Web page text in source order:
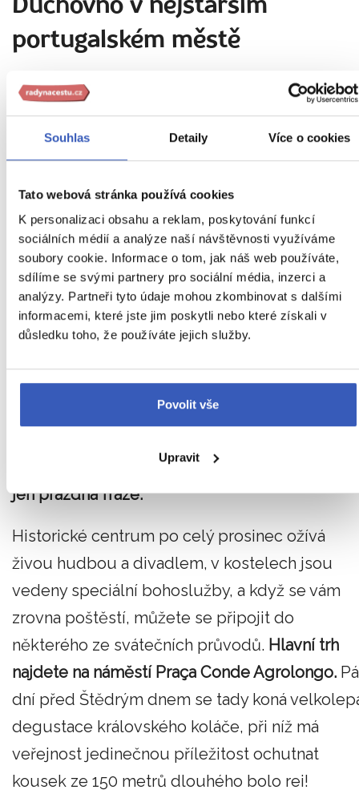
Souhlas Detaily Více o cookies
Tato webová stránka používá cookies
K personalizaci obsahu a reklam, poskytování funkcí
sociálních médií a analýze naší návštěvnosti využíváme
soubory cookie. Informace o tom, jak náš web používáte,
sdílíme se svými partnery pro sociální média, inzerci a
analýzy. Partneři tyto údaje mohou zkombinovat s dalšími
informacemi, které jste jim poskytli nebo které získali v
důsledku toho, že používáte jejich služby.
Povolit vše
Upravit
Duchovno v nejstarším
portugalském městě
Vánoční čas v Braze
Další skvělou destinací je nejstarší
město a jedno z nejstarších katolických měst
jsou Vánoce“ (Braga é Natal) a věřte, že to není
jen prázdná fráze.
Historické centrum po celý prosinec ožívá
živou hudbou a divadlem, v kostelech jsou
vedeny speciální bohoslužby, a když se vám
zrovna poštěstí, můžete se připojit do
některého ze svátečních průvodů. Hlavní trh
najdete na náměstí Praça Conde Agrolongo.
dní před Štědrým dnem se tady koná
degustace královského koláče, při níž má
veřejnost jedinečnou příležitost ochutnat
kousek ze 150 metrů dlouhého bolo rei!